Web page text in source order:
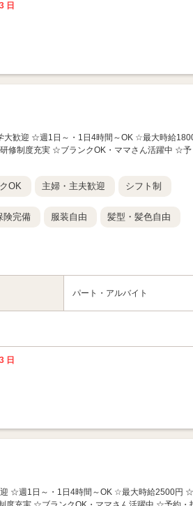
日
歓迎 ☆週1日～・1日4時間～OK ☆最大時給
修制度充実 ☆ブランクOK・ママさん活躍中 ☆予
OK 主婦・主夫歓迎 シフト制
険完備 服装自由 髪型・髪色自由
パート・アルバイト
日
☆週1日～・1日4時間～OK ☆最大時給2500円 ☆